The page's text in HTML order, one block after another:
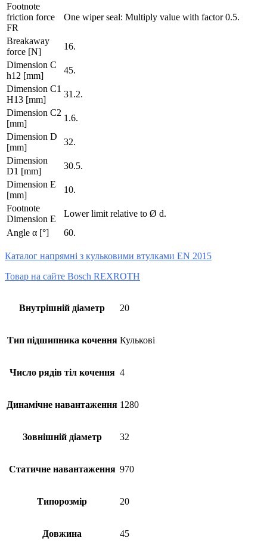
Footnote
friction force
FR
One wiper seal: Multiply value with factor 0.5.
Breakaway
force [N]
16.
Dimension C
h12 [mm]
45.
Dimension C1
H13 [mm]
31.2.
Dimension C2
[mm]
1.6.
Dimension D
[mm]
32.
Dimension
D1 [mm]
30.5.
Dimension E
[mm]
10.
Footnote
Dimension E
Lower limit relative to Ø d.
Angle α [°]
60.
Каталог напрямні з кульковими втулками EN 2015
Товар на сайте Bosch REXROTH
Внутрішній діаметр 20
Тип підшипника кочення Кулькові
Число рядів тіл кочення 4
Динамічне навантаження 1280
Зовнішній діаметр 32
Статичне навантаження 970
Типорозмір 20
Довжина 45